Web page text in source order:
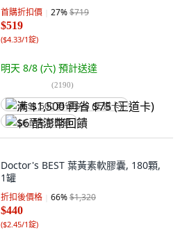
首購折扣價 27%$719
$519
($4.33/1錠)
明天 8/8 (六) 預計送達
(2190)
满 $1,500 再省 $75 (王道卡)
$6 酷澎幣回饋
Doctor's BEST 葉黃素軟膠囊, 180顆,
1罐
折扣後價格 66%$1,320
$440
($2.45/1錠)